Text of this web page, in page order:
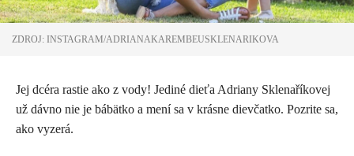
ZDROJ: INSTAGRAM/ADRIANAKAREMBEUSKLENARIKOVA
Jej dcéra rastie ako z vody! Jediné dieťa Adriany Sklenaříkovej
už dávno nie je bábätko a mení sa v krásne dievčatko. Pozrite sa,
ako vyzerá.